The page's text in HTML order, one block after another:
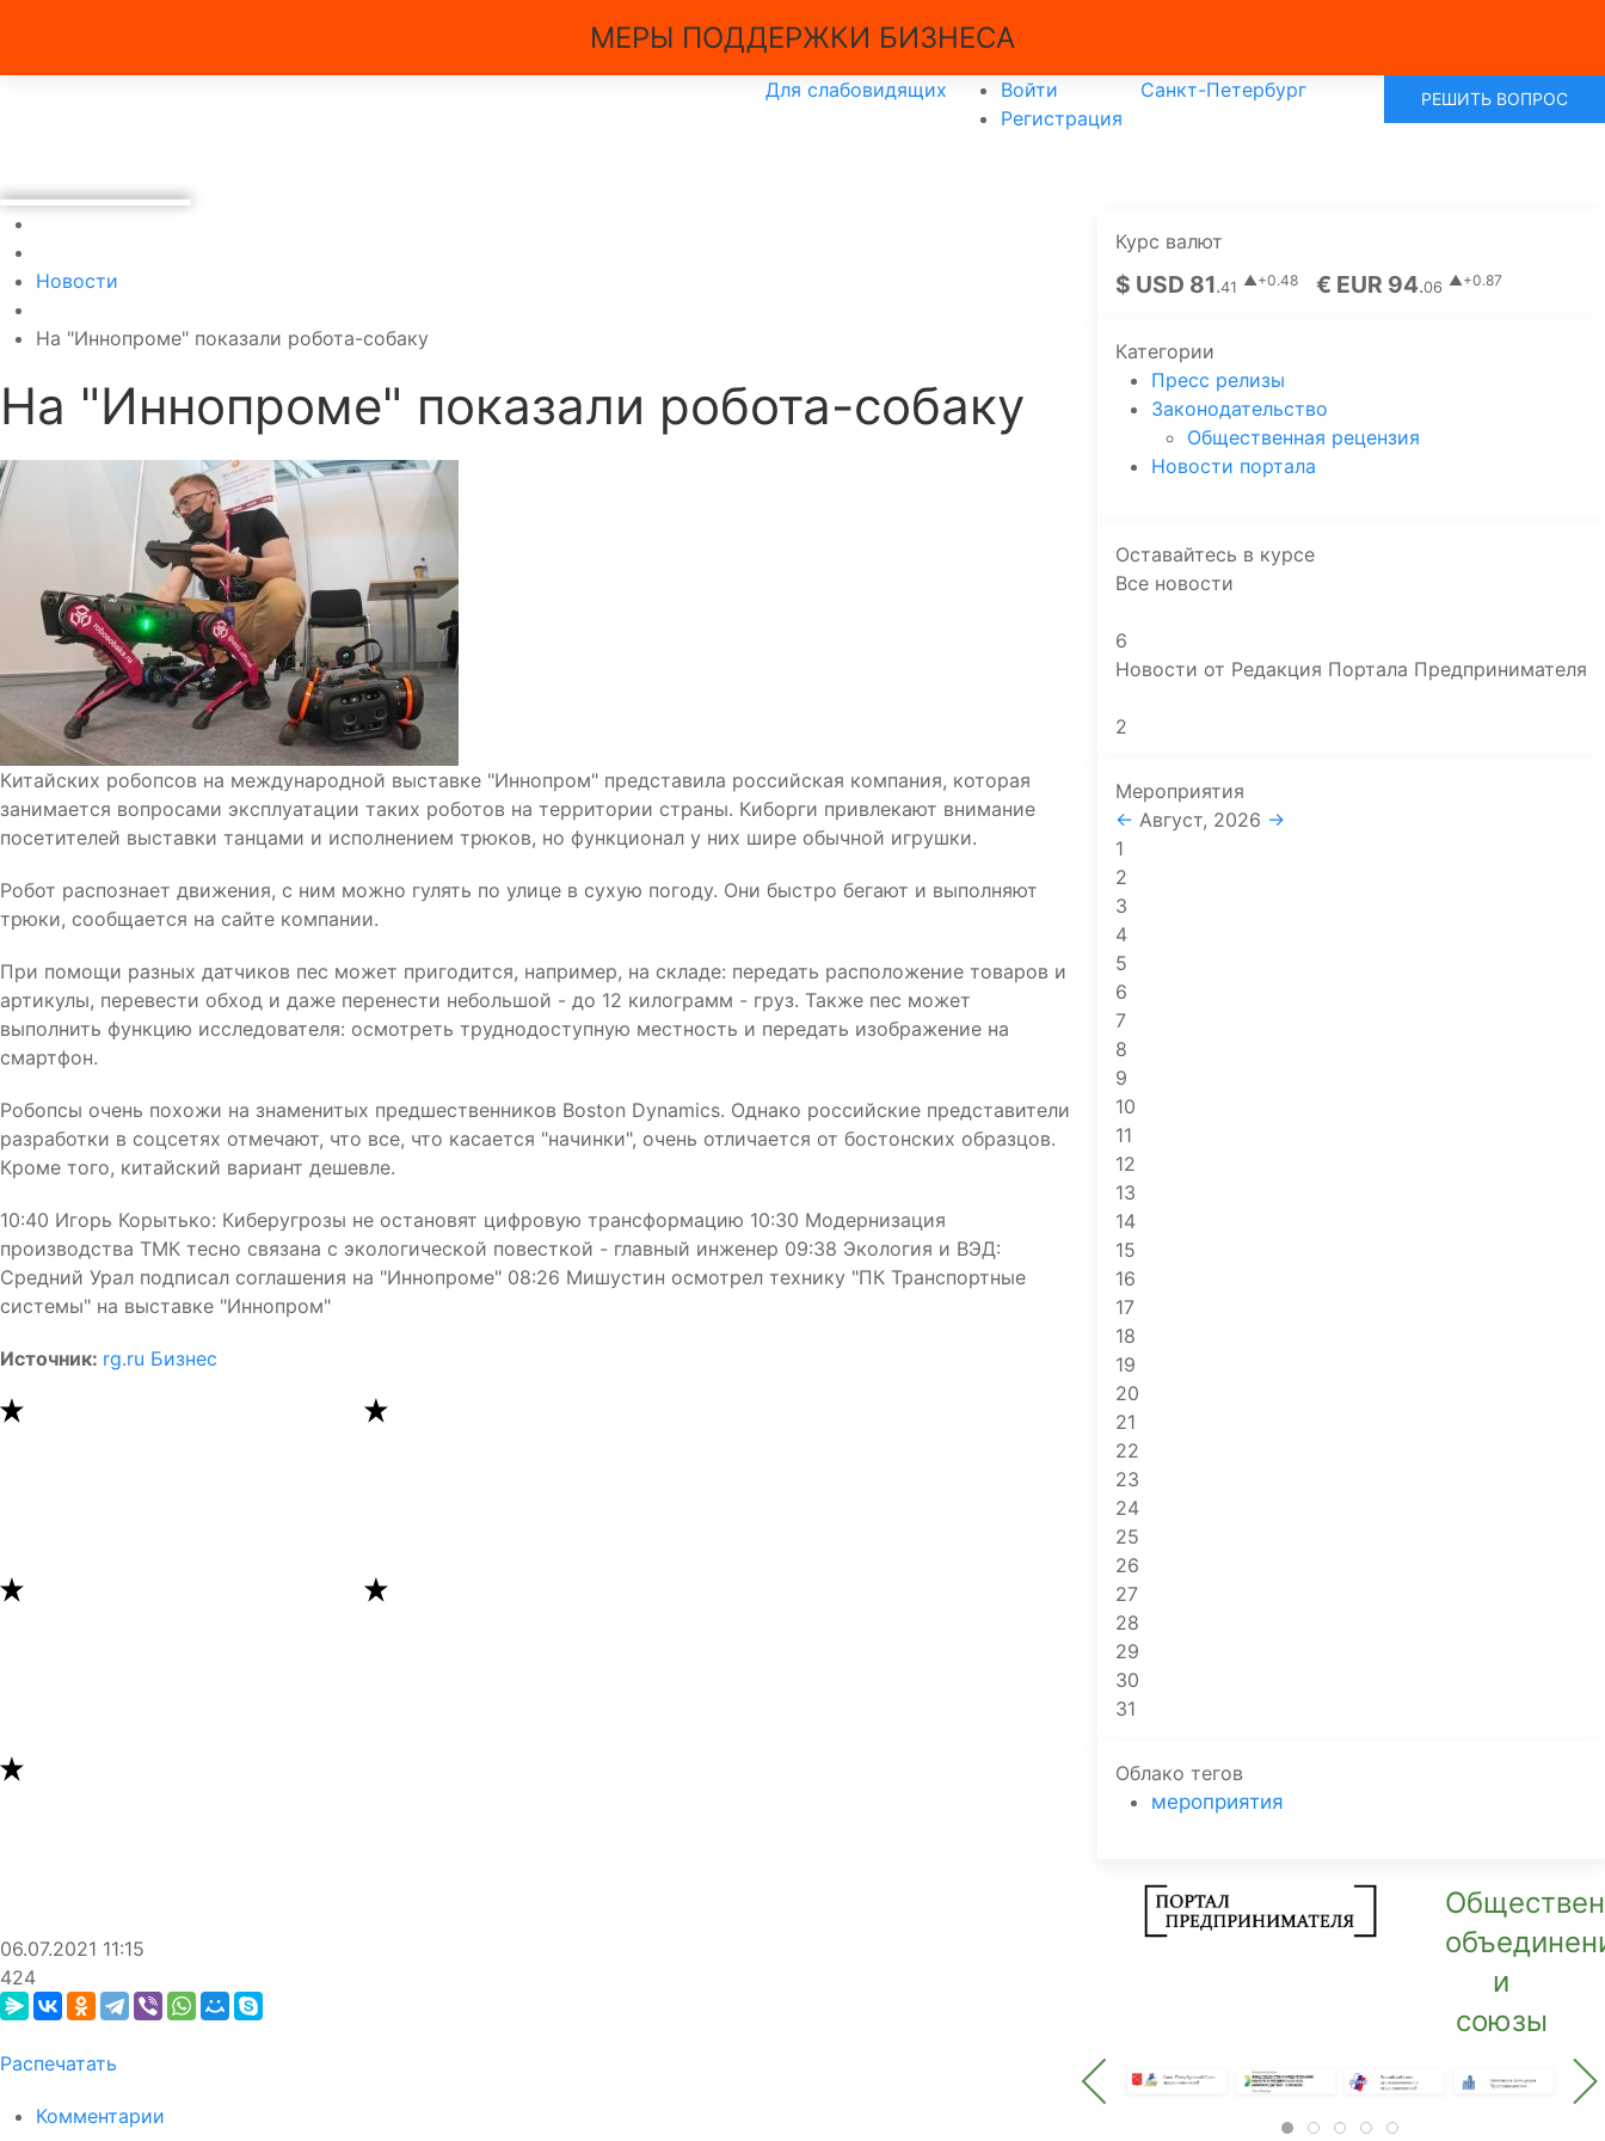
МЕРЫ ПОДДЕРЖКИ БИЗНЕСА
Для слабовидящих
Войти
Регистрация
Санкт-Петербург РЕШИТЬ ВОПРОС
Новости
На "Иннопроме" показали робота-собаку
На "Иннопроме" показали робота-собаку
Китайских робопсов на международной выставке "Иннопром" представила российская компания, которая
занимается вопросами эксплуатации таких роботов на территории страны. Киборги привлекают внимание
посетителей выставки танцами и исполнением трюков, но функционал у них шире обычной игрушки.
Робот распознает движения, с ним можно гулять по улице в сухую погоду. Они быстро бегают и выполняют
трюки, сообщается на сайте компании.
При помощи разных датчиков пес может пригодится, например, на складе: передать расположение товаров и
артикулы, перевести обход и даже перенести небольшой - до 12 килограмм - груз. Также пес может
выполнить функцию исследователя: осмотреть труднодоступную местность и передать изображение на
смартфон.
Робопсы очень похожи на знаменитых предшественников Boston Dynamics. Однако российские представители
разработки в соцсетях отмечают, что все, что касается "начинки", очень отличается от бостонских образцов.
Кроме того, китайский вариант дешевле.
10:40 Игорь Корытько: Киберугрозы не остановят цифровую трансформацию 10:30 Модернизация
производства ТМК тесно связана с экологической повесткой - главный инженер 09:38 Экология и ВЭД:
Средний Урал подписал соглашения на "Иннопроме" 08:26 Мишустин осмотрел технику "ПК Транспортные
системы" на выставке "Иннопром"
Источник: rg.ru Бизнес
06.07.2021 11:15
424
Распечатать
Комментарии
Курс валют
$ USD 81.41 ▲+0.48 € EUR 94.06 ▲+0.87
Категории
Пресс релизы
Законодательство
Общественная рецензия
Новости портала
Оставайтесь в курсе
Все новости
6
Новости от Редакция Портала Предпринимателя
2
Мероприятия
← Август, 2026 →
1
2
3
4
5
6
7
8
9
10
11
12
13
14
15
16
17
18
19
20
21
22
23
24
25
26
27
28
29
30
31
Облако тегов
мероприятия
и
союзы